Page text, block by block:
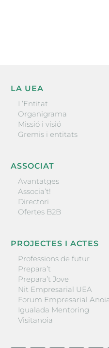
LA UEA
L’Entitat
Organigrama
Missió i visió
Gremis i entitats
ASSOCIAT
Avantatges
Associa’t!
Directori
Ofertes B2B
PROJECTES I ACTES
Professions de futur
Prepara’t
Prepara’t Jove
Nit Empresarial UEA
Forum Empresarial
Igualada Mentoring
Visitanoia